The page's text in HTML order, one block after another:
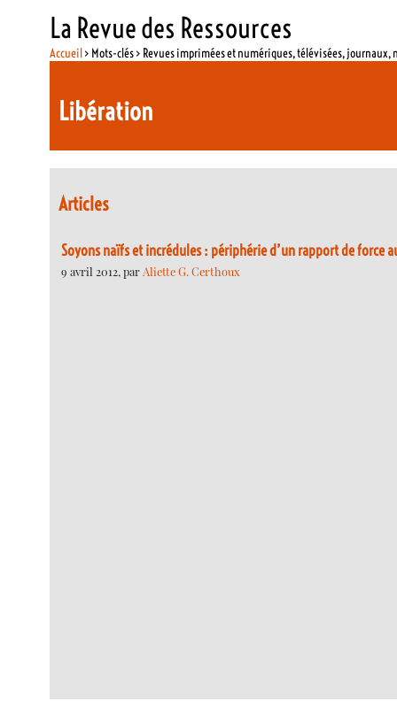
La Revue des Ressources
Accueil> Mots-clés > Revues imprimées et numériques, télévisées, journaux,
Libération
Articles
Soyons naïfs et incrédules : périphérie d’un rapport de force
9 avril 2012, parAliette G. Certhoux